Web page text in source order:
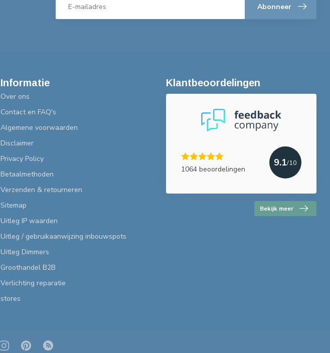
Abonneer
Informatie
Over ons
Contact en FAQ's
Algemene voorwaarden
Disclaimer
Privacy Policy
Betaalmethoden
Verzenden & retourneren
Sitemap
Uitleg IP waarden
Uitleg / gebruikaanwijzing inbouwspots
Uitleg Dimmers
Groothandel B2B
Verlichting reparatie
stores
Klantbeoordelingen
1064 beoordelingen
9.1/10
Bekijk meer